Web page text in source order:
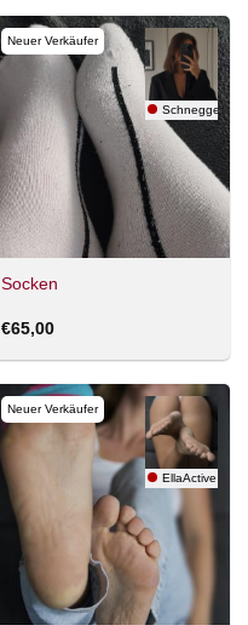
Neuer Verkäufer
Schnegge
Socken
€65,00
Neuer Verkäufer
EllaActive